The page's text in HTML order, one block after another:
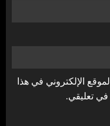
الإلكتروني في هذا
في تعليقي.